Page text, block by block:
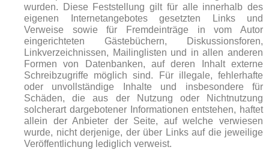
wurden. Diese Feststellung gilt für alle innerhalb des
eigenen Internetangebotes gesetzten Links und
Verweise sowie für Fremdeinträge in vom Autor
eingerichteten Gästebüchern, Diskussionsforen,
Linkverzeichnissen, Mailinglisten und in allen anderen
Formen von Datenbanken, auf deren Inhalt externe
Schreibzugriffe möglich sind. Für illegale, fehlerhafte
oder unvollständige Inhalte und insbesondere für
Schäden, die aus der Nutzung oder Nichtnutzung
solcherart dargebotener Informationen entstehen, haftet
allein der Anbieter der Seite, auf welche verwiesen
wurde, nicht derjenige, der über Links auf die jeweilige
Veröffentlichung lediglich verweist.